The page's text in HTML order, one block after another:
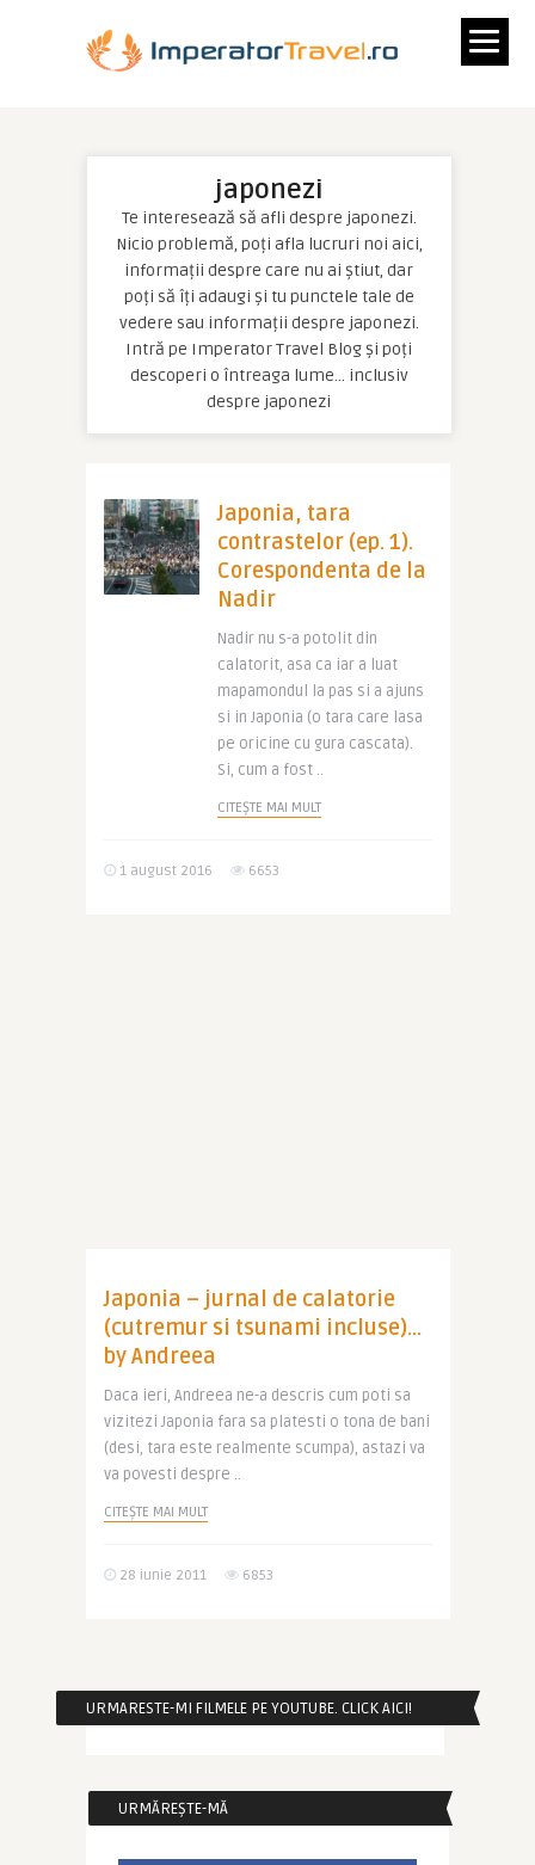
japonezi
Te interesează să afli despre japonezi.
Nicio problemă, poți afla lucruri noi aici,
informații despre care nu ai știut, dar
poți să îți adaugi și tu punctele tale de
vedere sau informații despre japonezi.
Intră pe Imperator Travel Blog și poți
descoperi o întreaga lume… inclusiv
despre japonezi
Japonia, tara
contrastelor (ep. 1).
Corespondenta de la
Nadir
Nadir nu s-a potolit din
calatorit, asa ca iar a luat
mapamondul la pas si a ajuns
si in Japonia (o tara care lasa
pe oricine cu gura cascata).
Si, cum a fost ..
CITEȘTE MAI MULT
1 august 2016 6653
Japonia – jurnal de calatorie
(cutremur si tsunami incluse)…
by Andreea
Daca ieri, Andreea ne-a descris cum poti sa
vizitezi Japonia fara sa platesti o tona de bani
(desi, tara este realmente scumpa), astazi va
va povesti despre ..
CITEȘTE MAI MULT
28 iunie 2011 6853
URMARESTE-MI FILMELE PE YOUTUBE. CLICK AICI!
URMĂREȘTE-MĂ